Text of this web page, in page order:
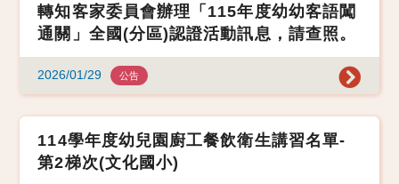
轉知客家委員會辦理「115年度幼幼客語闖
通關」全國(分區)認證活動訊息，請查照。
2026/01/29 公告
114學年度幼兒園廚工餐飲衛生講習名單-
第2梯次(文化國小)